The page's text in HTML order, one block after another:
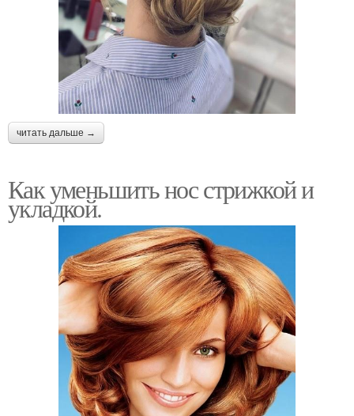
читать дальше →
Как уменьшить нос стрижкой и
укладкой.